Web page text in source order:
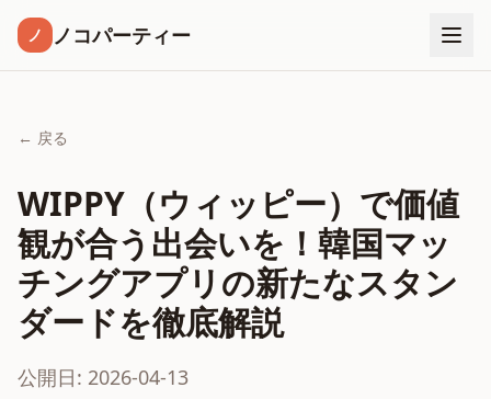
ノ ノコパーティー
← 戻る
WIPPY（ウィッピー）で価値
観が合う出会いを！韓国マッ
チングアプリの新たなスタン
ダードを徹底解説
公開日: 2026-04-13